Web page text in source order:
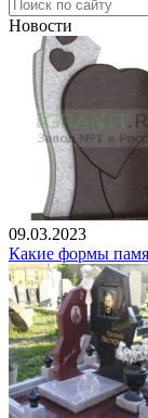
Новости
09.03.2023
Какие формы